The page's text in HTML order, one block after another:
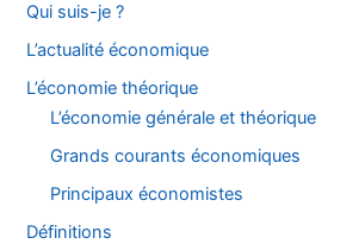
Qui suis-je ?
L’actualité économique
L’économie théorique
L’économie générale et théorique
Grands courants économiques
Principaux économistes
Définitions